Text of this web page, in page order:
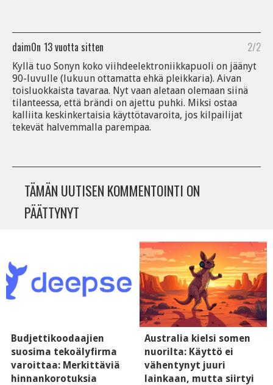
daim0n 13 vuotta sitten 2/2
Kyllä tuo Sonyn koko viihdeelektroniikkapuoli on jäänyt
90-luvulle (lukuun ottamatta ehkä pleikkaria). Aivan
toisluokkaista tavaraa. Nyt vaan aletaan olemaan siinä
tilanteessa, että brändi on ajettu puhki. Miksi ostaa
kalliita keskinkertaisia käyttötavaroita, jos kilpailijat
tekevät halvemmalla parempaa.
TÄMÄN UUTISEN KOMMENTOINTI ON
PÄÄTTYNYT
Budjettikoodaajien
suosima tekoälyfirma
varoittaa: Merkittäviä
hinnankorotuksia
Australia kielsi somen
nuorilta: Käyttö ei
vähentynyt juuri
lainkaan, mutta siirtyi